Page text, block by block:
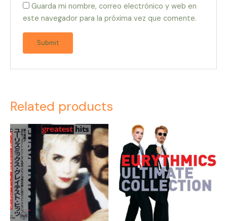
Guarda mi nombre, correo electrónico y web en
este navegador para la próxima vez que comente.
Related products